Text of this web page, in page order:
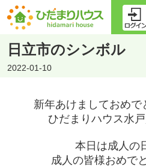
日立市のシンボル
2022-01-10
新年あけましておめで
ひだまりハウス水
本日は成人の
成人の皆様おめで